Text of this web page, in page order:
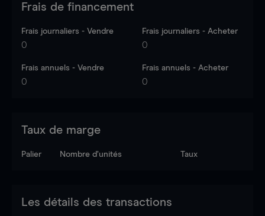
Frais de financement
Frais journaliers - Vendre
0
Frais journaliers - Acheter
0
Frais annuels - Vendre
0
Frais annuels - Acheter
0
Taux de marge
Palier Nombre d’unités Taux
Les détails des transactions